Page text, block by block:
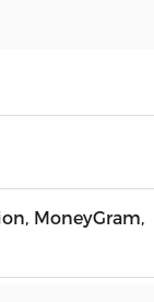
MoneyGram,